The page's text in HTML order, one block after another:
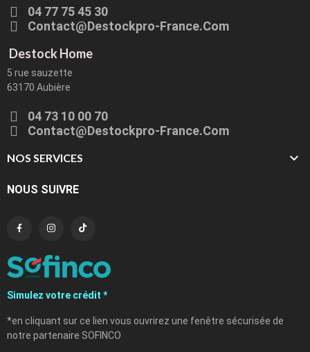
04 77 75 45 30
Contact@destockpro-France.com
Destock Home
5 rue sauzette
63170 Aubière
04 73 10 00 70
Contact@destockpro-France.com
NOS SERVICES 
NOUS SUIVRE
Simulez votre crédit *
*en cliquant sur ce lien vous ouvrirez une fenêtre sécurisée de
notre partenaire SOFINCO